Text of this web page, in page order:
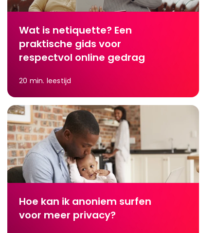
Wat is netiquette? Een
praktische gids voor
respectvol online gedrag
20 min. leestijd
Hoe kan ik anoniem surfen
voor meer privacy?